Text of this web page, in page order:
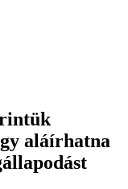
aláírhatna